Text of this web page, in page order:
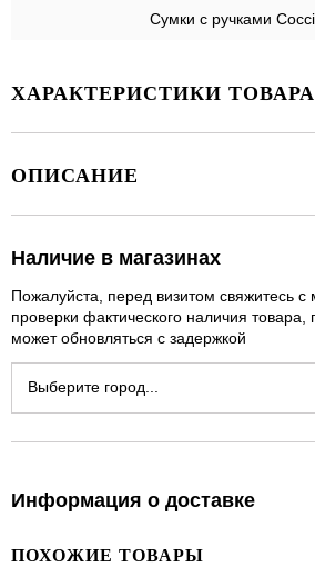
Сумки с ручками
ХАРАКТЕРИСТИКИ ТОВАРА
ОПИСАНИЕ
Наличие в магазинах
Пожалуйста, перед визитом свяжитесь с
проверки фактического наличия
может обновляться с задержкой
Выберите город...
Информация о доставке
ПОХОЖИЕ ТОВАРЫ